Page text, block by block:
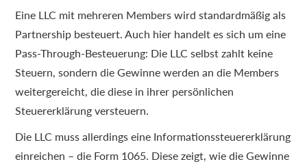
Eine LLC mit mehreren Members wird standardmäßig als
Partnership besteuert. Auch hier handelt es sich um eine
Pass-Through-Besteuerung: Die LLC selbst zahlt keine
Steuern, sondern die Gewinne werden an die Members
weitergereicht, die diese in ihrer persönlichen
Steuererklärung versteuern.
Die LLC muss allerdings eine Informationssteuererklärung
einreichen – die Form 1065. Diese zeigt, wie die Gewinne